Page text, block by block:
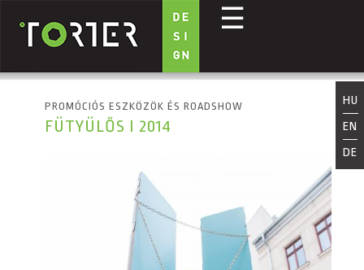
Ugrás a tartalomra
☰
HU
EN
DE
PROMÓCIÓS ESZKÖZÖK ÉS ROADSHOW
FÜTYÜLŐS I 2014